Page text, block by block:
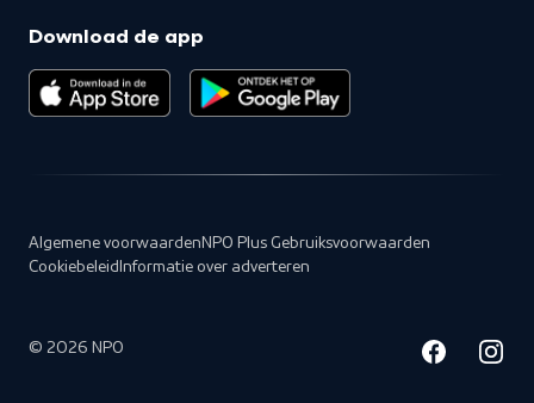
Download de app
Algemene voorwaarden NPO Plus Gebruiksvoorwaarden
Cookiebeleid Informatie over adverteren
© 2026 NPO